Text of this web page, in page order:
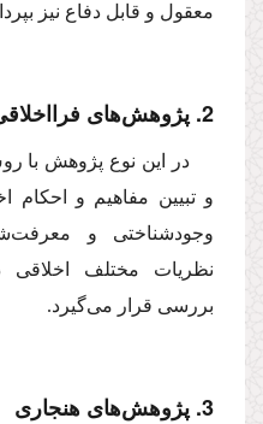
معقول و قابل دفاع نیز
2. پژوهش‌های فرااخلاقی
‌در این نوع پژوهش با
و تبیین مفاهیم و احكام
وجودشناختی و
نظریات مختلف اخلاقی
بررسی قرار می‌گیرد.
3. پژوهش‌های هنجاری